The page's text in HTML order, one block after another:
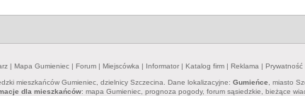
| Mapa Gumieniec | Forum | Miejscówka | Informator | Katalog firm | Reklama | Prywatność
mieszkańców Gumieniec, dzielnicy Szczecina. Dane lokalizacyjne: Gumieńce , miasto
dla mieszkańców: mapa Gumieniec, prognoza pogody, forum sąsiedzkie, bieżące